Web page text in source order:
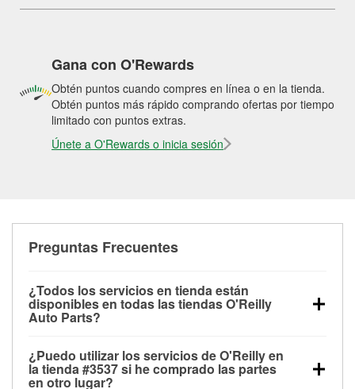
Gana con O'Rewards
Obtén puntos cuando compres en línea o en la tienda.
Obtén puntos más rápido comprando ofertas por tiempo
limitado con puntos extras.
Únete a O'Rewards o inicia sesión
Preguntas Frecuentes
¿Todos los servicios en tienda están
disponibles en todas las tiendas O'Reilly
Auto Parts?
las pruebas de batería, pruebas de alternador y
motor de arranque, revisión de la luz “Check Engine”
¿Puedo utilizar los servicios de O'Reilly en
la tienda #3537 si he comprado las partes
en otro lugar?